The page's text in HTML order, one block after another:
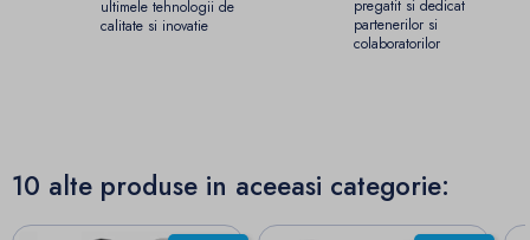
ultimele tehnologii de
calitate si inovatie
pregatit si dedicat
partenerilor si
colaboratorilor
10 alte produse in aceeasi categorie: